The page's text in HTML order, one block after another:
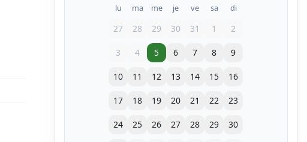
lu ma me je ve sa di
27 28 29 30 31 1 2
3 4 5 6 7 8 9
10 11 12 13 14 15 16
17 18 19 20 21 22 23
24 25 26 27 28 29 30